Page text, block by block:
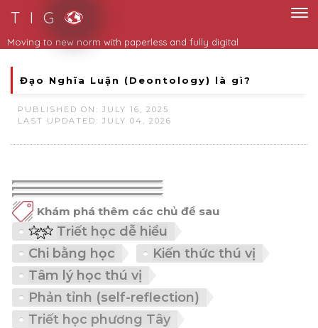
T I G
Moving to new norm with paperless and fully digital
Đạo Nghĩa Luận (Deontology) là gì?
PUBLISHED ON: JULY 16, 2025
LAST UPDATED: JULY 04, 2026
Khám phá thêm các chủ đề sau
Triết học dễ hiểu
Chi bằng học
Kiến thức thú vị
Tâm lý học thú vị
Phản tỉnh (self-reflection)
Triết học phương Tây